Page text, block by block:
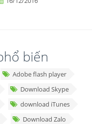
biến
Adobe flash player
Download Skype
download iTunes
Download Zalo